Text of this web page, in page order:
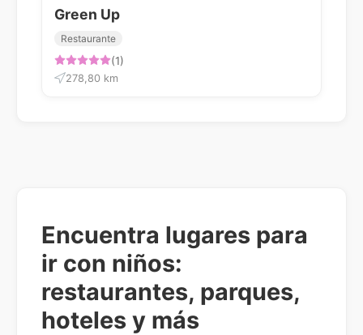
Green Up
Restaurante
(1)
278,80 km
Encuentra lugares para
ir con niños:
restaurantes, parques,
hoteles y más